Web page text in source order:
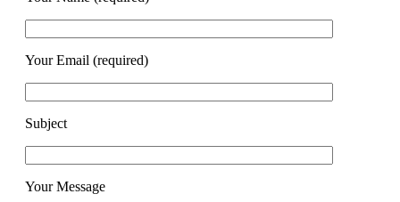
Your Email (required)
Subject
Your Message